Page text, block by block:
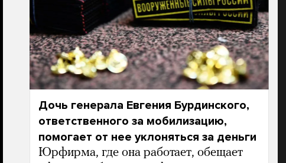
Дочь генерала Евгения Бурдинского,
ответственного за мобилизацию,
помогает от нее уклоняться за деньги
Юрфирма, где она работает, обещает